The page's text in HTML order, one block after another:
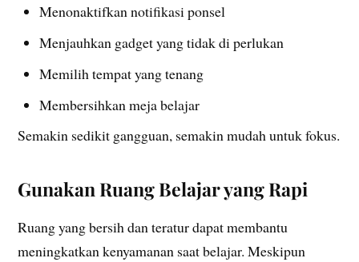
Menonaktifkan notifikasi ponsel
Menjauhkan gadget yang tidak di perlukan
Memilih tempat yang tenang
Membersihkan meja belajar
Semakin sedikit gangguan, semakin mudah untuk fokus.
Gunakan Ruang Belajar yang Rapi
Ruang yang bersih dan teratur dapat membantu
meningkatkan kenyamanan saat belajar. Meskipun